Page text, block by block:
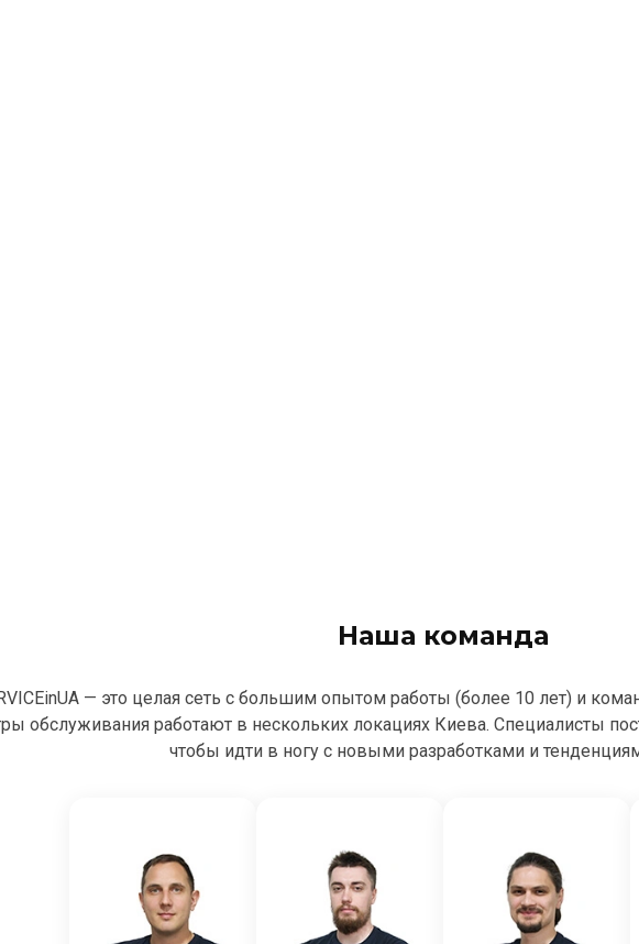
Наша команда
— это целая сеть с большим опытом работы (более 10 лет) и
обслуживания работают в нескольких локациях Киева. Специалисты
чтобы идти в ногу с новыми разработками и